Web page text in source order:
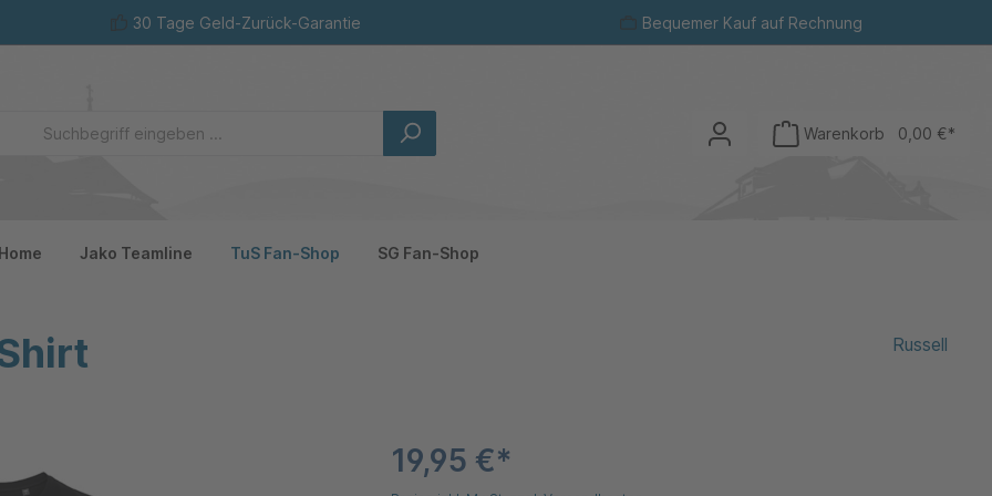
30 Tage Geld-Zurück-Garantie Bequemer Kauf auf Rechnung
Warenkorb 0,00 €*
Home Jako Teamline TuS Fan-Shop SG Fan-Shop
Russell
19,95 €*